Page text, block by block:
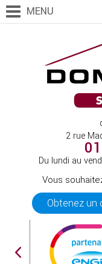
MENU
2 rue
Du lundi au
Vous
Obtenez un